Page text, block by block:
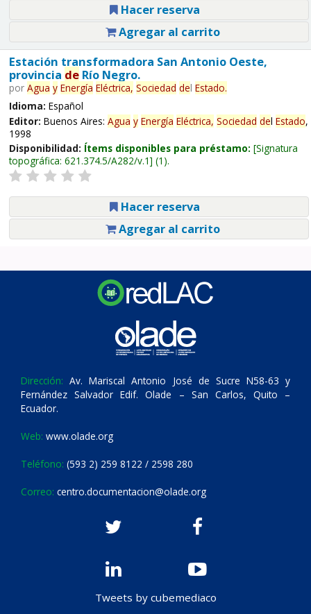
Hacer reserva
Agregar al carrito
Estación transformadora San Antonio Oeste,
provincia deRío Negro.
por Agua y Energía Eléctrica, Sociedad del Estado.
Idioma: Español
Editor: Buenos Aires: Agua y Energía Eléctrica, Sociedad del Estado,
1998
Disponibilidad: Ítems disponibles para préstamo: Signatura
topográfica: 621.374.5/A282/v.1 (1).
Hacer reserva
Agregar al carrito
Dirección: Av. Mariscal Antonio José de Sucre N58-63 y
Fernández Salvador Edif. Olade – San Carlos, Quito –
Ecuador.
Web: www.olade.org
Teléfono: (593 2) 259 8122 / 2598 280
Correo: centro.documentacion@olade.org
Tweets by cubemediaco